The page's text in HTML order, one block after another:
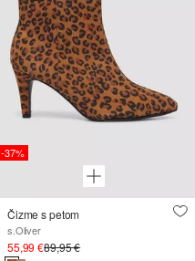
-37%
Čizme s petom
s.Oliver
55,99 €89,95 €